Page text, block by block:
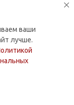
бытовой и
ваши
лучше.